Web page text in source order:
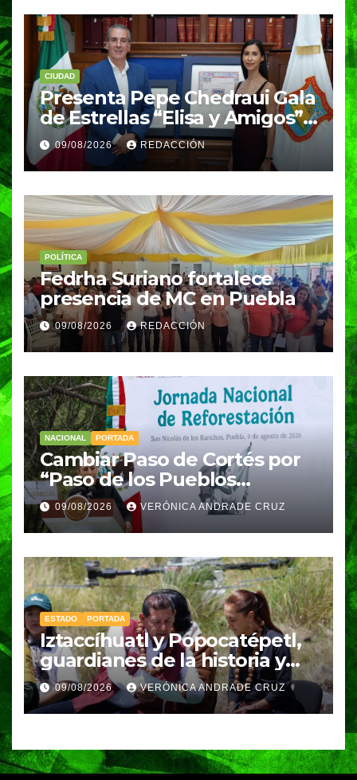
CIUDAD
Presenta Pepe Chedraui Gala
de Estrellas “Elisa y Amigos”
para fortalecer el acceso a la
cultura en Puebla capital
09/08/2026 REDACCIÓN
POLÍTICA
Fedrha Suriano fortalece
presencia de MC en Puebla
09/08/2026 REDACCIÓN
NACIONAL PORTADA
Cambiar Paso de Cortés por
“Paso de los Pueblos
Indígenas” plantea
Sheinbaum
09/08/2026 VERÓNICA ANDRADE CRUZ
ESTADO PORTADA
Iztaccíhuatl y Popocatépetl,
guardianes de la historia y
fuentes de vida para Puebla:
Armenta
09/08/2026 VERÓNICA ANDRADE CRUZ